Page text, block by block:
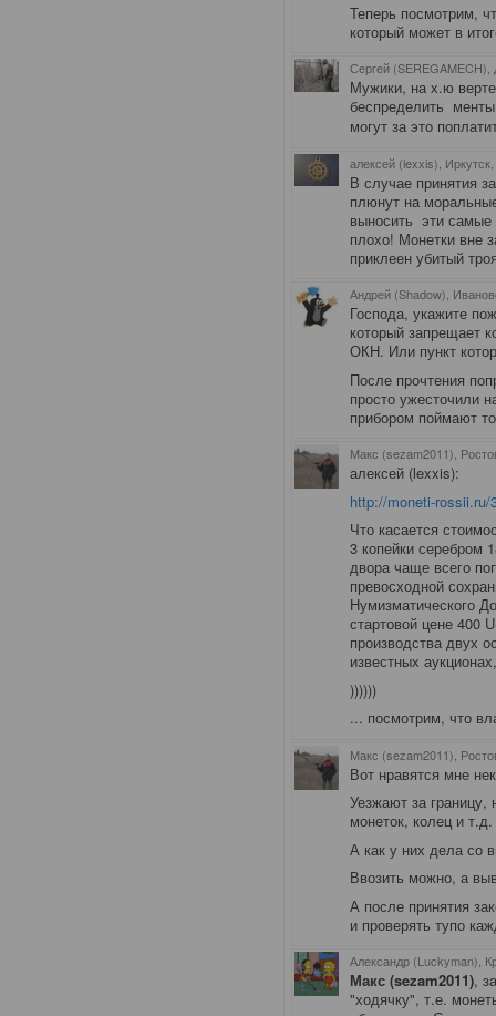
Теперь посмотрим,
который может в
Сергей (SEREGAMECH),
Мужики, на х.ю
беспределить менты
могут за это
алексей (lexxis), Иркутск
В случае принятия
плюнут на
выносить эти самые
плохо! Монетки вне
приклеен убитый
Андрей (Shadow),
Господа, укажите
который запрещает
ОКН. Или пункт
После прочтения
просто ужесточили
прибором поймают
Макс (sezam2011),
алексей (lexxis):
http://moneti-rossii.ru/
Что касается
3 копейки серебром
двора чаще всего
превосходной
Нумизматического
стартовой цене 400
производства двух
известных
))))))
... посмотрим, что
Макс (sezam2011),
Вот нравятся мне
Уезжают за границу,
монеток, колец и
А как у них дела со
Ввозить можно, а
А после принятия
и проверять тупо
Александр (Luckyman),
Макс (sezam2011),
"ходячку", т.е.